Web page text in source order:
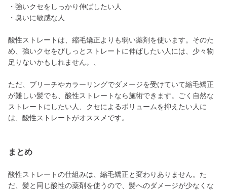
・強いクセをしっかり伸ばしたい人
・臭いに敏感な人
酸性ストレートは、縮毛矯正よりも弱い薬剤を使います。そのた
め、強いクセをびしっとストレートに伸ばしたい人には、少々物
足りないかもしれません。、
ただ、ブリーチやカラーリングでダメージを受けていて縮毛矯正
が難しい髪でも、酸性ストレートなら施術できます。ごく自然な
ストレートにしたい人、クセによるボリュームを抑えたい人に
は、酸性ストレートがオススメです。
まとめ
酸性ストレートの仕組みは、縮毛矯正と変わりありません。た
だ、髪と同じ酸性の薬剤を使うので、髪へのダメージが少なくな